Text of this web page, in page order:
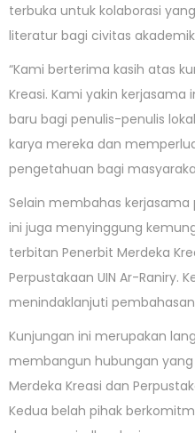
terbuka untuk kolaborasi
literatur bagi civitas
“Kami berterima kasih atas
Kreasi. Kami yakin
baru bagi penulis-penulis
karya mereka dan
pengetahuan bagi
Selain membahas
ini juga menyinggung
terbitan Penerbit Merdeka
Perpustakaan UIN Ar-Raniry.
menindaklanjuti
Kunjungan ini merupakan
membangun hubungan
Merdeka Kreasi dan
Kedua belah pihak